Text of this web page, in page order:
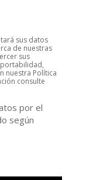
sus datos
de nuestras
sus
nuestra Política
consulte
por el
según